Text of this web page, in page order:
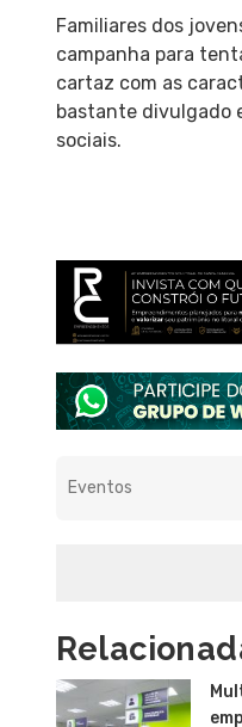
Familiares dos
campanha para
cartaz com as
bastante divulgado
sociais.